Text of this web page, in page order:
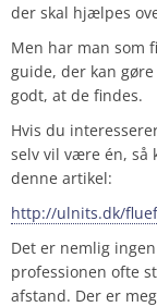
der skal hjælpes
Men har man som
guide, der kan
godt, at de findes.
Hvis du
selv vil være én, så
denne artikel:
http://ulnits.dk/
Det er nemlig
professionen ofte
afstand. Der er